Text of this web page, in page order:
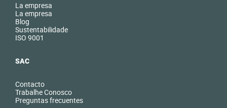
La empresa
La empresa
Blog
Sustentabilidade
ISO 9001
SAC
Contacto
Trabalhe Conosco
Preguntas frecuentes